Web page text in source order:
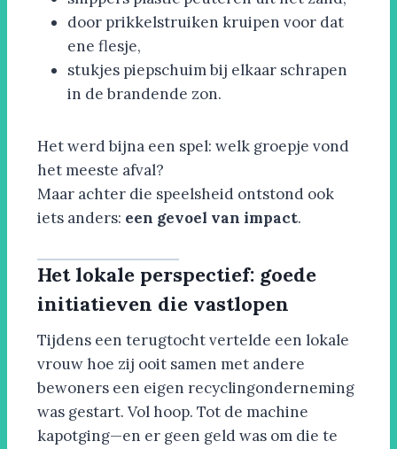
door prikkelstruiken kruipen voor dat
ene flesje,
stukjes piepschuim bij elkaar schrapen
in de brandende zon.
Het werd bijna een spel: welk groepje vond
het meeste afval?
Maar achter die speelsheid ontstond ook
iets anders: een gevoel van impact.
Het lokale perspectief: goede
initiatieven die vastlopen
Tijdens een terugtocht vertelde een lokale
vrouw hoe zij ooit samen met andere
bewoners een eigen recyclingonderneming
was gestart. Vol hoop. Tot de machine
kapotging—en er geen geld was om die te